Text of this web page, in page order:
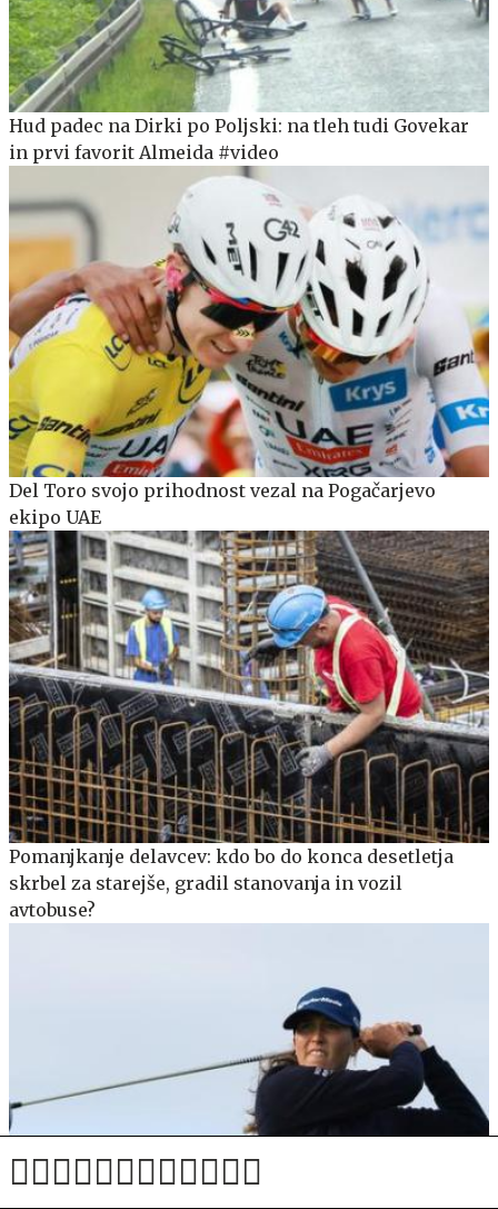
Hud padec na Dirki po Poljski: na tleh tudi Govekar
in prvi favorit Almeida #video
Del Toro svojo prihodnost vezal na Pogačarjevo
ekipo UAE
Pomanjkanje delavcev: kdo bo do konca desetletja
skrbel za starejše, gradil stanovanja in vozil
avtobuse?